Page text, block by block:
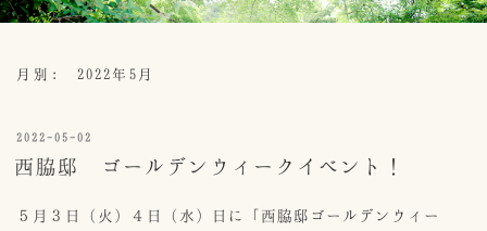
プ
月別: 2022年5月
投
日:
2022-05-02
西脇邸 ゴールデンウィークイベント！
５月３日（火）４日（水）日に「西脇邸ゴールデンウィー